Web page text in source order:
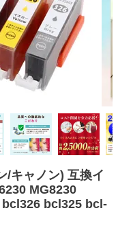
/キャノン) 互換イ
MG8230
bcl326 bcl325 bcl-